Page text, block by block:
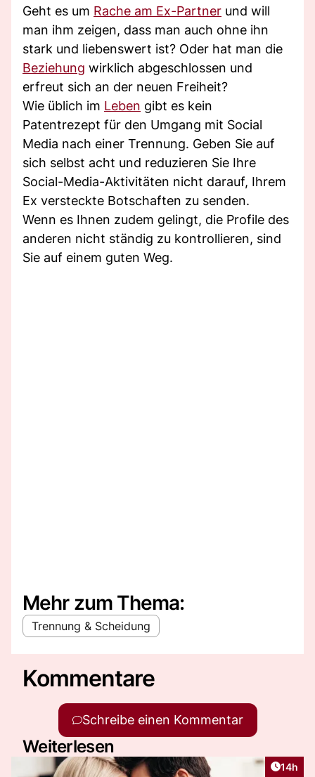
Geht es um Rache am Ex-Partner und will
man ihm zeigen, dass man auch ohne ihn
stark und liebenswert ist? Oder hat man die
Beziehung wirklich abgeschlossen und
erfreut sich an der neuen Freiheit?
Wie üblich im Leben gibt es kein
Patentrezept für den Umgang mit Social
Media nach einer Trennung. Geben Sie auf
sich selbst acht und reduzieren Sie Ihre
Social-Media-Aktivitäten nicht darauf, Ihrem
Ex versteckte Botschaften zu senden.
Wenn es Ihnen zudem gelingt, die Profile des
anderen nicht ständig zu kontrollieren, sind
Sie auf einem guten Weg.
Mehr zum Thema:
Trennung & Scheidung
Kommentare
Schreibe einen Kommentar
Weiterlesen
Artikel
14h